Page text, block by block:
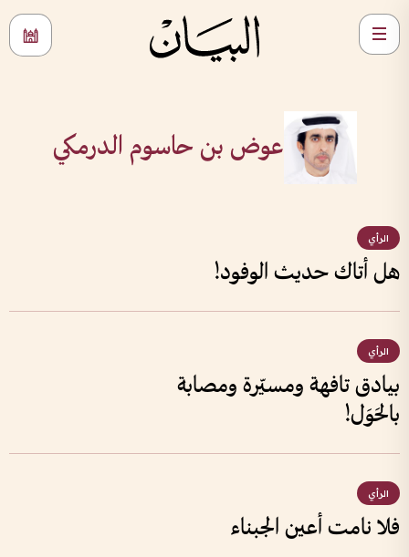
عوض بن حاسوم الدرمكي
الرأي
هل أتاك حديث الوفود!
الرأي
بيادق تافهة ومسيّرة ومصابة
بالحَوَل!
الرأي
فلا نامت أعين الجبناء